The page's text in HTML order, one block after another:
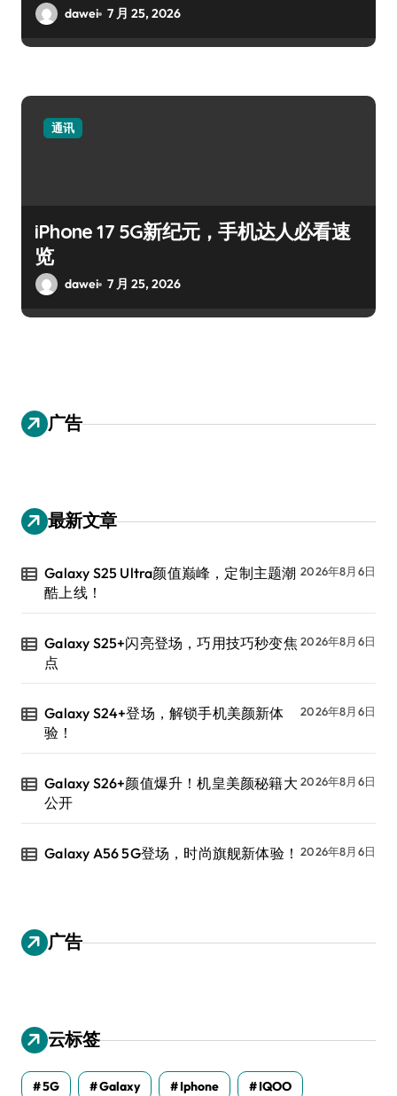
dawei 7 月 25, 2026
通讯
iPhone 17 5G新纪元，手机达人必看速
览
dawei 7 月 25, 2026
广告
最新文章
Galaxy S25 Ultra颜值巅峰，定制主题潮
酷上线！
2026年8月6日
Galaxy S25+闪亮登场，巧用技巧秒变焦
点
2026年8月6日
Galaxy S24+登场，解锁手机美颜新体
验！
2026年8月6日
Galaxy S26+颜值爆升！机皇美颜秘籍大
公开
2026年8月6日
Galaxy A56 5G登场，时尚旗舰新体验！ 2026年8月6日
广告
云标签
5G Galaxy Iphone IQOO